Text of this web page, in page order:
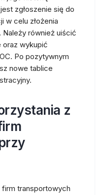
zgłoszenie się do
w celu złożenia
również uiścić
oraz wykupić
Po pozytywnym
nowe tablice
z
transportowych